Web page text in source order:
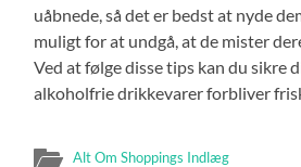
uåbnede, så det er bedst at nyde
muligt for at undgå, at de mister
Ved at følge disse tips kan du sikre
alkoholfrie drikkevarer forbliver
Alt Om Shoppings Indlæg